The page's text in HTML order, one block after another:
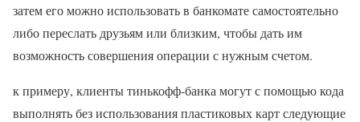
затем его можно использовать в банкомате самостоятельно
либо переслать друзьям или близким, чтобы дать им
возможность совершения операции с нужным счетом.
к примеру, клиенты тинькофф-банка могут с помощью кода
выполнять без использования пластиковых карт следующие